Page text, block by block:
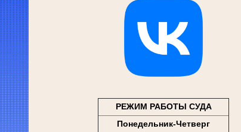
РЕЖИМ РАБОТЫ СУДА
Понедельник-Четверг